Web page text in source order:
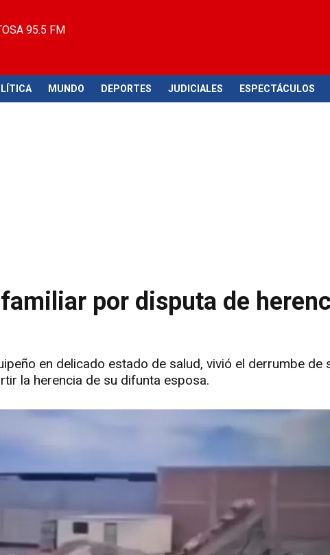
95.5 FM
MUNDO DEPORTES JUDICIALES ESPECTÁCULOS
por disputa de
en delicado estado de salud, vivió el derrumbe de
la herencia de su difunta esposa.